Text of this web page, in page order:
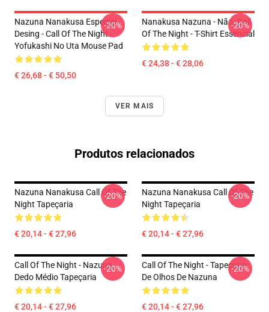
Nazuna Nanakusa Especial
Desing - Call Of The Night -
Yofukashi No Uta Mouse Pad
€ 26,68 - € 50,50
-20%
Nanakusa Nazuna - Não. Call
Of The Night - T-Shirt Essencial
€ 24,38 - € 28,06
-20%
VER MAIS
Produtos relacionados
Nazuna Nanakusa Call Of The
Night Tapeçaria
€ 20,14 - € 27,96
-20%
Nazuna Nanakusa Call Of The
Night Tapeçaria
€ 20,14 - € 27,96
-20%
Call Of The Night - Nazuna
Dedo Médio Tapeçaria
€ 20,14 - € 27,96
-20%
Call Of The Night - Tapeçaria
De Olhos De Nazuna
€ 20,14 - € 27,96
-20%